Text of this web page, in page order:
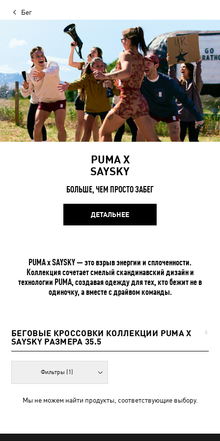
Бег
PUMA X
SAYSKY
БОЛЬШЕ, ЧЕМ ПРОСТО ЗАБЕГ
ДЕТАЛЬНЕЕ
PUMA x SAYSKY — это взрыв энергии и сплоченности.
Коллекция сочетает смелый скандинавский дизайн и
технологии PUMA, создавая одежду для тех, кто бежит не в
одиночку, а вместе с драйвом команды.
БЕГОВЫЕ КРОССОВКИ КОЛЛЕКЦИИ PUMA X
SAYSKY РАЗМЕРА 35.5
0
Фильтры (1)
Мы не можем найти продукты, соответствующие выбору.